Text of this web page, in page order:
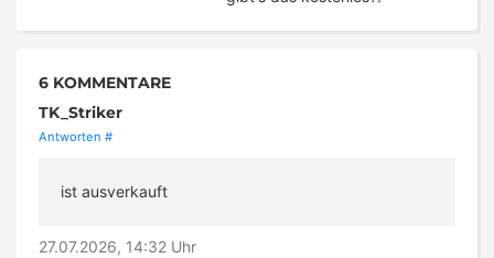
6 KOMMENTARE
TK_Striker
Antworten #
ist ausverkauft
27.07.2026, 14:32 Uhr